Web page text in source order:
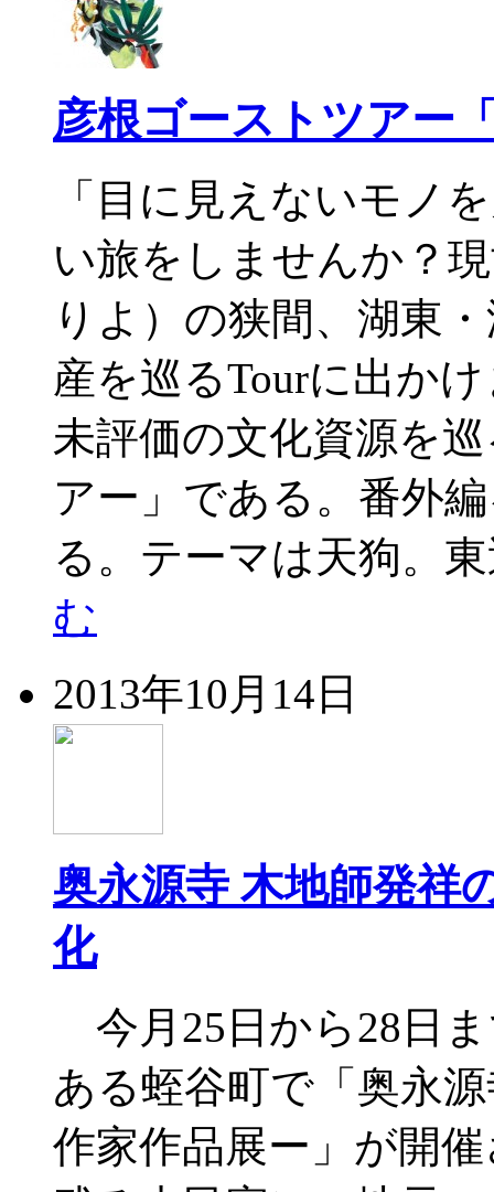
彦根ゴーストツアー
「目に見えないモノ
い旅をしませんか？
りよ）の狭間、湖東
産を巡るTourに出か
未評価の文化資源を
アー」である。番外
る。テーマは天狗。
む
2013年10月14日
奥永源寺 木地師発祥
化
今月25日から28日
ある蛭谷町で「奥永
作家作品展ー」が開